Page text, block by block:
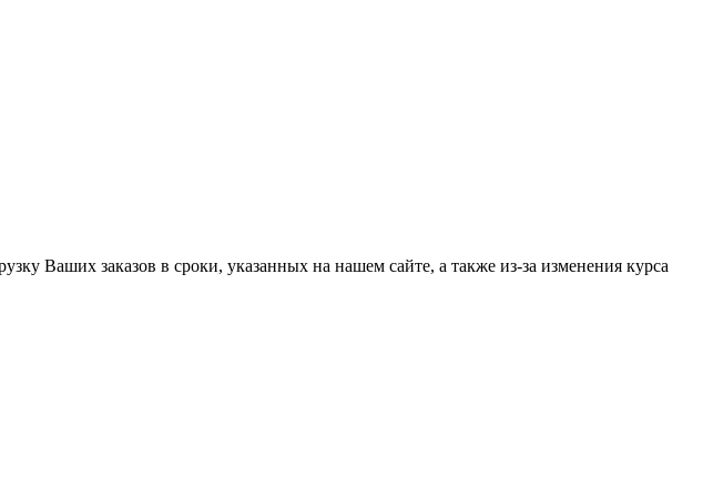
Ваших заказов в сроки, указанных на нашем сайте, а также из-за изменения курса